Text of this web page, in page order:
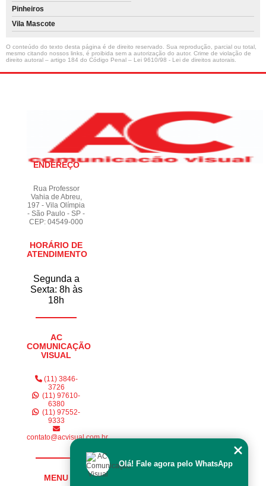
Pinheiros
Vila Mascote
O conteúdo do texto desta página é de direito reservado. Sua reprodução, parcial ou total,
mesmo citando nossos links, é proibida sem a autorização do autor. Crime de violação de
direito autoral – artigo 184 do Código Penal – Lei 9610/98 - Lei de direitos autorais
ENDEREÇO
Rua Professor
Vahia de Abreu,
197 - Vila Olímpia
- São Paulo - SP -
CEP: 04549-000
HORÁRIO DE
ATENDIMENTO
Segunda a
Sexta: 8h às
18h
AC
COMUNICAÇÃO
VISUAL
(11) 3846-
3726
(11) 97610-
6380
(11) 97552-
9333
contato@acvisual.com.br
MENU
Olá! Fale agora pelo WhatsApp